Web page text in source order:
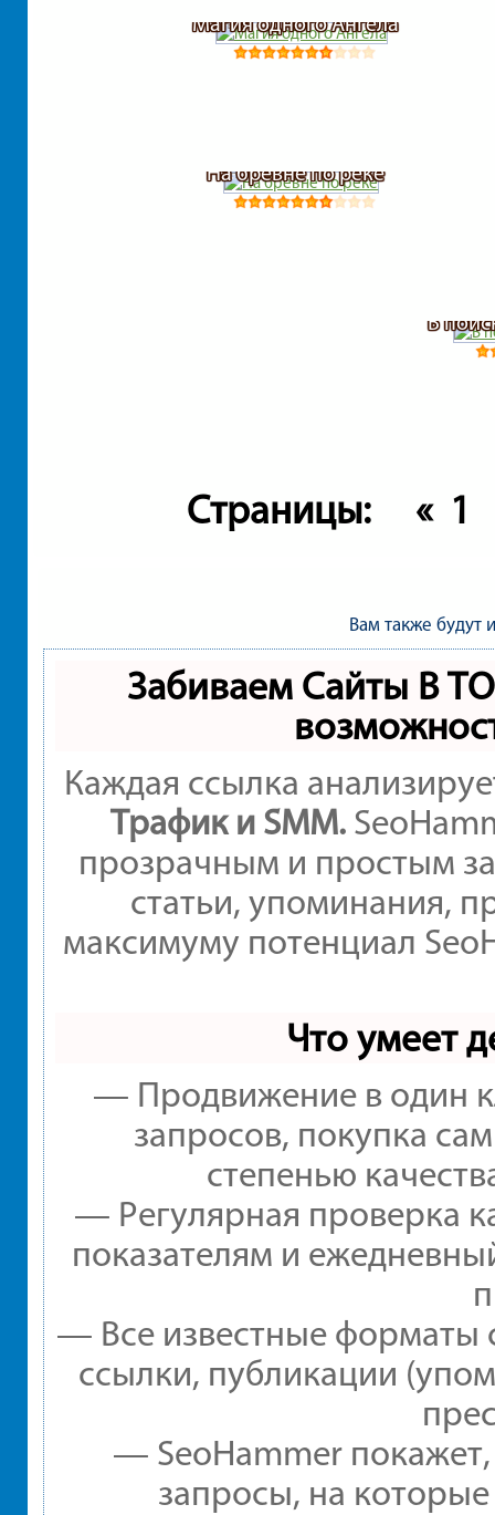
Магия одного Ангела
На бревне по реке
В
Страницы: « 1
Вам также будут
Забиваем Сайты В
Каждая ссылка
Трафик и SMM.
прозрачным и простым
статьи, упоминания,
максимуму потенциал
Что умеет
— Продвижение в один
запросов, покупка
степенью
— Регулярная проверка
показателям и
— Все известные форматы
ссылки, публикации
— SeoHammer покажет,
запросы, на